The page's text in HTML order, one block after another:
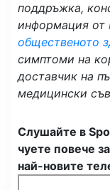
поддръжка,
информация от
общественото
симптоми на
доставчик на
медицински
Слушайте в
чуете повече
най-новите